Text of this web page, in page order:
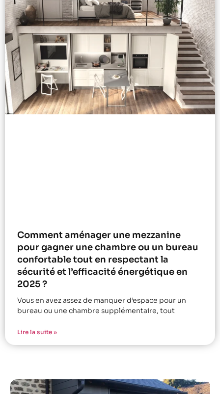
Comment aménager une mezzanine
pour gagner une chambre ou un bureau
confortable tout en respectant la
sécurité et l’efficacité énergétique en
2025 ?
Vous en avez assez de manquer d’espace pour un
bureau ou une chambre supplémentaire, tout
Lire la suite »